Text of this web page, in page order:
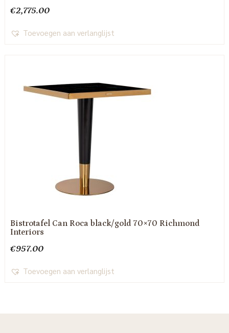
€2,775.00
Toevoegen aan verlanglijst
Bistrotafel Can Roca black/gold 70×70 Richmond
Interiors
€957.00
Toevoegen aan verlanglijst